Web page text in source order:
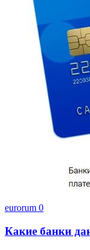
eurorum 0
Какие банки